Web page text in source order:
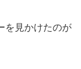
を見かけたのが